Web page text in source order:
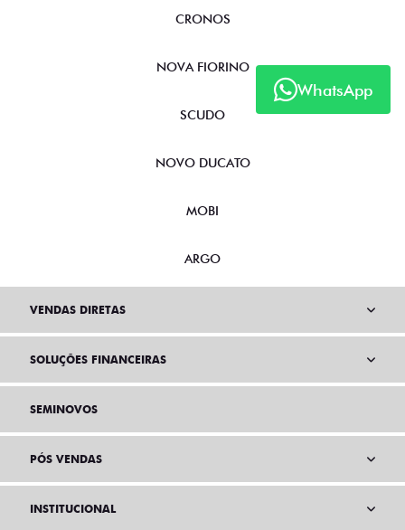
WhatsApp
CRONOS
NOVA FIORINO
SCUDO
NOVO DUCATO
MOBI
ARGO
VENDAS DIRETAS
SOLUÇÕES FINANCEIRAS
SEMINOVOS
PÓS VENDAS
INSTITUCIONAL